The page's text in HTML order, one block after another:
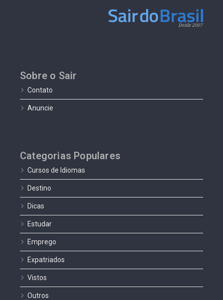
Sobre o Sair
Contato
Anuncie
Categorias Populares
Cursos de Idiomas
Destino
Dicas
Estudar
Emprego
Expatriados
Vistos
Outros